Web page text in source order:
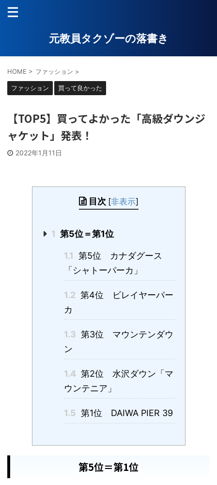
元教員タクゾーの落書き
HOME > ファッション >
ファッション 買って良かった
【TOP5】買ってよかった「高級ダウンジ
ャケット」発表！
2022年1月11日
目次 [非表示]
1 第5位＝第1位
1.1 第5位 カナダグース
「シャトーパーカ」
1.2 第4位 ビレイヤーパー
カ
1.3 第3位 マウンテンダウ
ン
1.4 第2位 水沢ダウン「マ
ウンテニア」
1.5 第1位 DAIWA PIER 39
第5位＝第1位